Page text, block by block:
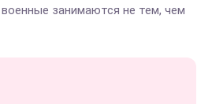
занимаются не тем, чем